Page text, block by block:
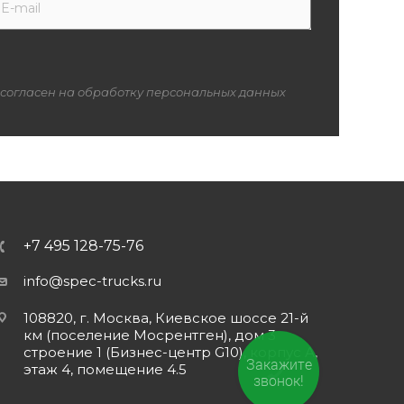
на обработку персональных данных
+7 495 128-75-76
info@spec-trucks.ru
108820, г. Москва, Киевское шоссе 21-й
км (поселение Мосрентген), дом 3
строение 1 (Бизнес-центр G10), корпус А,
этаж 4, помещение 4.5
Закажите
звонок!